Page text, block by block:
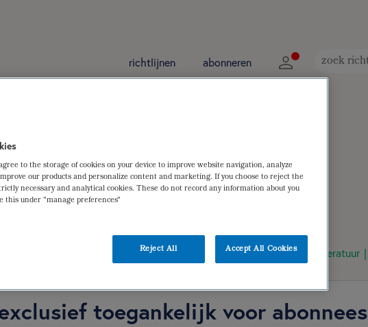
richtlijnen abonneren
(herzien)
chirurgie
Annemieke Izeboud-van Faassen
dieetbehandelplan verantwoording geraadpleegde literatuur
toegankelijk voor abonnees
to the storage of cookies on your device to improve website navigation, analyze
our products and personalize content and marketing. If you choose to reject the
necessary and analytical cookies. These do not record any information about you
this under "manage preferences"
Reject All Accept All Cookies